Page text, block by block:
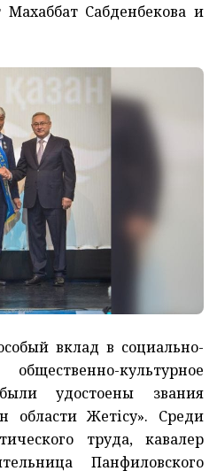
Сабденбекова и
вклад в социально-
культурное
удостоены звания
области Жетісу». Среди
труда, кавалер
Панфиловского